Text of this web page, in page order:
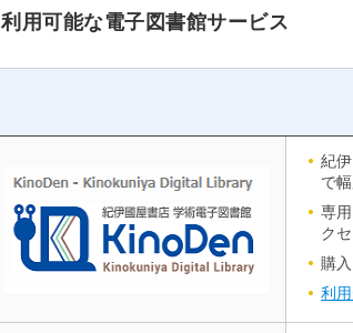
利用可能な電子図書館サービス
紀
で
専
ク
購
利